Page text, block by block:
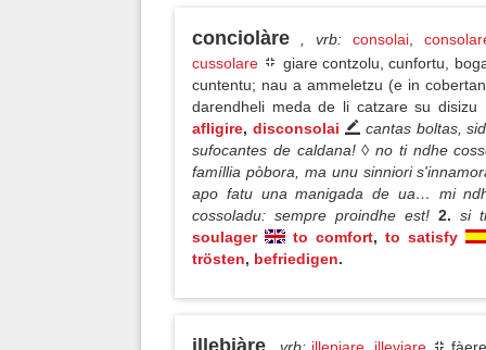
conciolàre , vrb: consolai
cussolare
giare contzolu, cunfortu,
cuntentu; nau a ammeletzu (e in
darendheli meda de li catzare su disizu
afligire, disconsolai
cantas boltas,
sufocantes de caldana! ◊ no ti ndhe
famíllia pòbora, ma unu sinniori
apo fatu una manigada de ua… mi
cossoladu: sempre proindhe est! 2. si
soulager
to comfort, to satisfy
trösten, befriedigen.
illebiàre